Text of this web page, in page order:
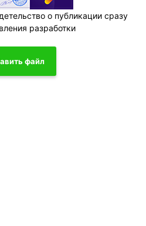
о публикации сразу
разработки
файл